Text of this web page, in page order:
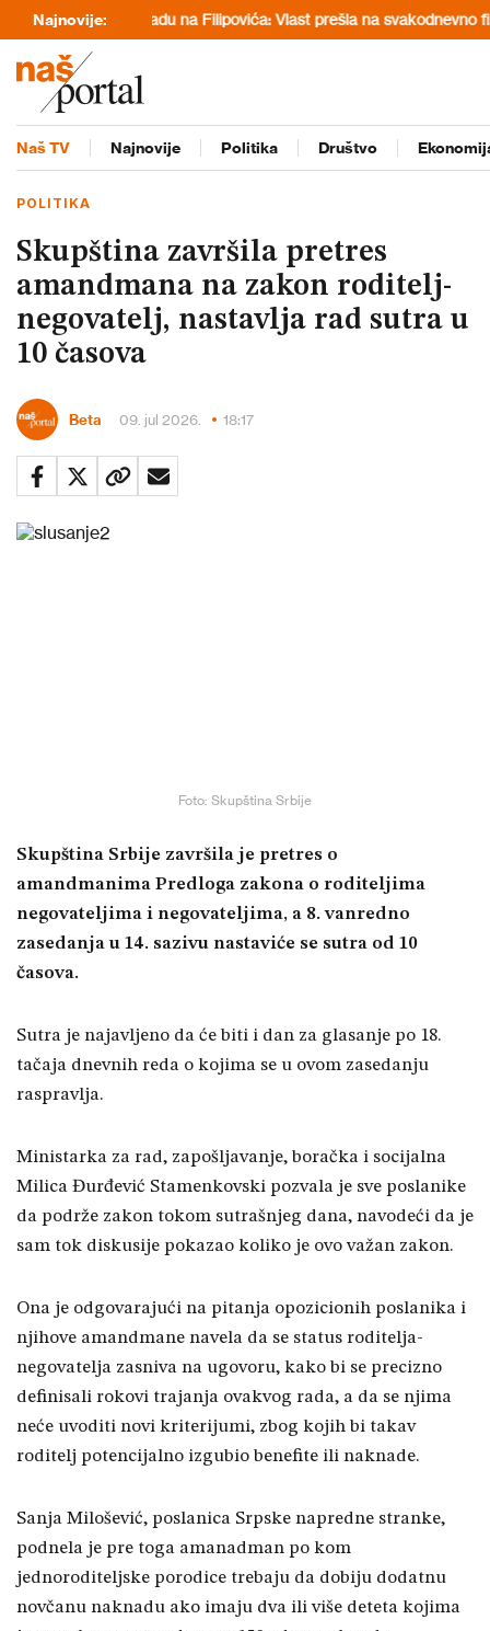
Najnovije:
o napadu na Filipovića: Vlast prešla na svakodnevno fizičko
Naš TV Najnovije Politika Društvo
POLITIKA
Skupština završila pretres
amandmana na zakon roditelj-
negovatelj, nastavlja rad sutra u
10 časova
Beta 09. jul 2026. 18:17
Foto: Skupština Srbije
Skupština Srbije završila je pretres o
amandmanima Predloga zakona o roditeljima
negovateljima i negovateljima, a 8. vanredno
zasedanja u 14. sazivu nastaviće se sutra od 10
časova.
Sutra je najavljeno da će biti i dan za glasanje po 18.
tačaja dnevnih reda o kojima se u ovom zasedanju
raspravlja.
Ministarka za rad, zapošljavanje, boračka i socijalna
Milica Đurđević Stamenkovski pozvala je sve poslanike
da podrže zakon tokom sutrašnjeg dana, navodeći da je
sam tok diskusije pokazao koliko je ovo važan zakon.
Ona je odgovarajući na pitanja opozicionih poslanika i
njihove amandmane navela da se status roditelja-
negovatelja zasniva na ugovoru, kako bi se precizno
definisali rokovi trajanja ovakvog rada, a da se njima
neće uvoditi novi kriterijumi, zbog kojih bi takav
roditelj potencijalno izgubio benefite ili naknade.
Sanja Milošević, poslanica Srpske napredne stranke,
podnela je pre toga amanadman po kom
jednoroditeljske porodice trebaju da dobiju dodatnu
novčanu naknadu ako imaju dva ili više deteta kojima